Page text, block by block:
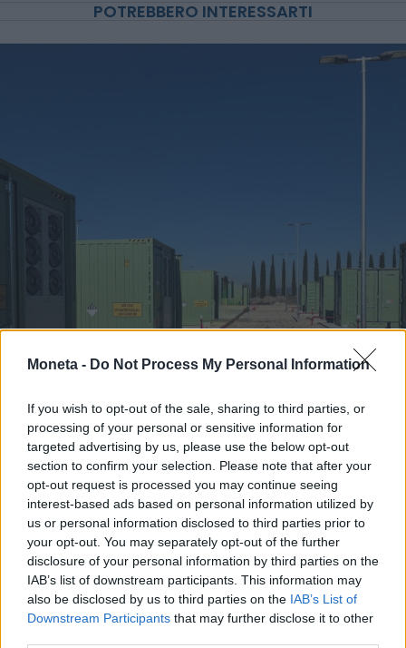
Moneta - Do Not Process My Personal Information
If you wish to opt-out of the sale, sharing to third parties, or
processing of your personal or sensitive information for
targeted advertising by us, please use the below opt-out
section to confirm your selection. Please note that after your
opt-out request is processed you may continue seeing
interest-based ads based on personal information utilized by
us or personal information disclosed to third parties prior to
your opt-out. You may separately opt-out of the further
disclosure of your personal information by third parties on the
IAB’s list of downstream participants. This information may
also be disclosed by us to third parties on the IAB’s List of
Downstream Participants that may further disclose it to other
POTREBBERO INTERESSARTI
TENDENZE E SOSTENIBILITÀ
L'accumulo accelera la transizione green: